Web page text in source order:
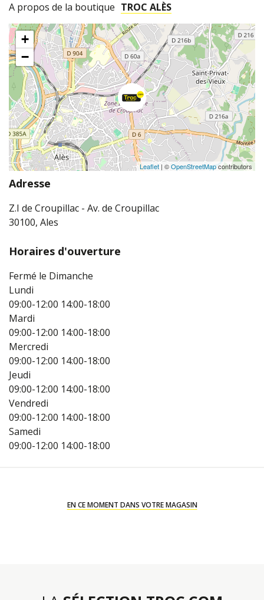
A propos de la boutique TROC ALÈS
+
−
Leaflet | ©OpenStreetMapcontributors
Adresse
Z.I de Croupillac - Av. de Croupillac
30100, Ales
Horaires d'ouverture
Fermé le Dimanche
Lundi
09:00-12:00 14:00-18:00
Mardi
09:00-12:00 14:00-18:00
Mercredi
09:00-12:00 14:00-18:00
Jeudi
09:00-12:00 14:00-18:00
Vendredi
09:00-12:00 14:00-18:00
Samedi
09:00-12:00 14:00-18:00
EN CE MOMENT DANS VOTRE MAGASIN